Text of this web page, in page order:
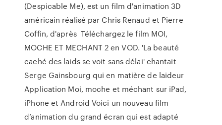
(Despicable Me), est un film d'animation 3D
américain réalisé par Chris Renaud et Pierre
Coffin, d'après Téléchargez le film MOI,
MOCHE ET MECHANT 2 en VOD. 'La beauté
caché des laids se voit sans délai' chantait
Serge Gainsbourg qui en matière de laideur
Application Moi, moche et méchant sur iPad,
iPhone et Android Voici un nouveau film
d’animation du grand écran qui est adapté